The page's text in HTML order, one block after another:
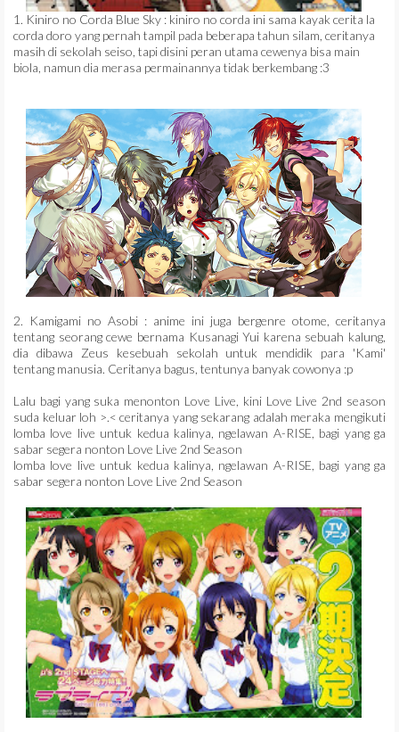
1. Kiniro no Corda Blue Sky : kiniro no corda ini sama kayak cerita la
corda doro yang pernah tampil pada beberapa tahun silam, ceritanya
masih di sekolah seiso, tapi disini peran utama cewenya bisa main
biola, namun dia merasa permainannya tidak berkembang :3
2. Kamigami no Asobi : anime ini juga bergenre otome, ceritanya
tentang seorang cewe bernama Kusanagi Yui karena sebuah kalung,
dia dibawa Zeus kesebuah sekolah untuk mendidik para 'Kami'
tentang manusia. Ceritanya bagus, tentunya banyak cowonya :p
Lalu bagi yang suka menonton Love Live, kini Love Live 2nd season
suda keluar loh >.< ceritanya yang sekarang adalah meraka mengikuti
lomba love live untuk kedua kalinya, ngelawan A-RISE, bagi yang ga
sabar segera nonton Love Live 2nd Season
lomba love live untuk kedua kalinya, ngelawan A-RISE, bagi yang ga
sabar segera nonton Love Live 2nd Season